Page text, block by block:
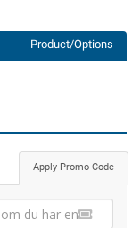
Product/Options
Apply Promo Code